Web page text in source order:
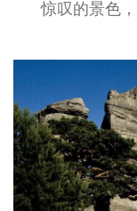
惊叹的景色